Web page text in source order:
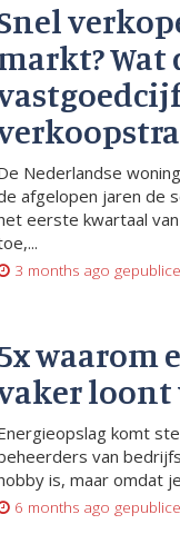
Wat
Nederlandse
afgelopen jaren de
eerste kwartaal
3 months ago
waarom
loont
komt
van
is, maar omdat
6 months ago